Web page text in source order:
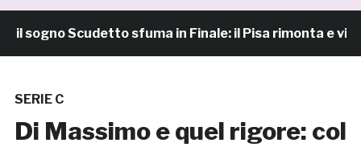
Scudetto sfuma in Finale: il Pisa rimonta e vince
SERIE C
Di Massimo e quel rigore: col